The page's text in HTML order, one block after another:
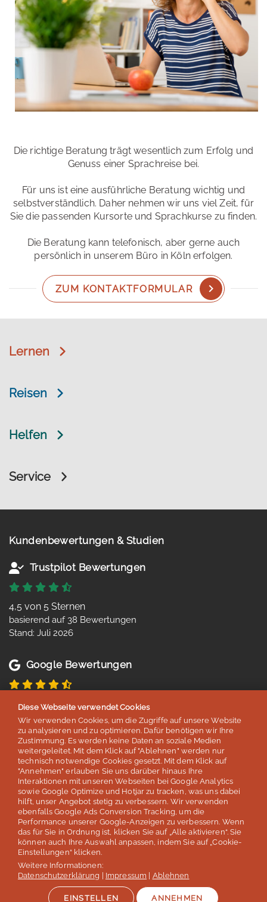
Die richtige Beratung trägt wesentlich zum Erfolg und
Genuss einer Sprachreise bei.
Für uns ist eine ausführliche Beratung wichtig und
selbstverständlich. Daher nehmen wir uns viel Zeit, für
Sie die passenden Kursorte und Sprachkurse zu finden.
Die Beratung kann telefonisch, aber gerne auch
persönlich in unserem Büro in Köln erfolgen.
ZUM KONTAKTFORMULAR
Lernen
Reisen
Helfen
Service
Kundenbewertungen & Studien
Trustpilot Bewertungen
4,5 von 5 Sternen
basierend auf 38 Bewertungen
Stand: Juli 2026
Google Bewertungen
4,8 von 5 Sternen
basierend auf 254 Bewertungen
Stand: Juli 2026
Top 5
der deutschen Sprachreisenveranstalter
laut Studie „Berufliche Weiterbildung 2026” des SZ Instituts
derSüddeutschen Zeitung
Mehr erfahren
Diese Webseite verwendet Cookies
Wir verwenden Cookies, um die Zugriffe auf unsere Website
zu analysieren und zu optimieren. Dafür benötigen wir Ihre
Zustimmung. Es werden keine Daten an soziale Medien
weitergeleitet. Mit dem Klick auf "Ablehnen" werden nur
technisch notwendige Cookies gesetzt. Mit dem Klick auf
"Annehmen" erlauben Sie uns darüber hinaus Ihre
Interaktionen mit unseren Webseiten bei Google Analytics
sowie Google Optimize und Hotjar zu tracken, was uns dabei
hilft, unser Angebot stetig zu verbessern. Wir verwenden
ebenfalls Google Ads Conversion Tracking, um die
Performance unserer Google-Anzeigen zu verbessern. Wenn
das für Sie in Ordnung ist, klicken Sie auf „Alle aktivieren“. Sie
können auch Ihre Auswahl anpassen, indem Sie auf „Cookie-
Einstellungen“ klicken.
Weitere Informationen:
Datenschutzerklärung
Impressum Ablehnen
EINSTELLEN ANNEHMEN